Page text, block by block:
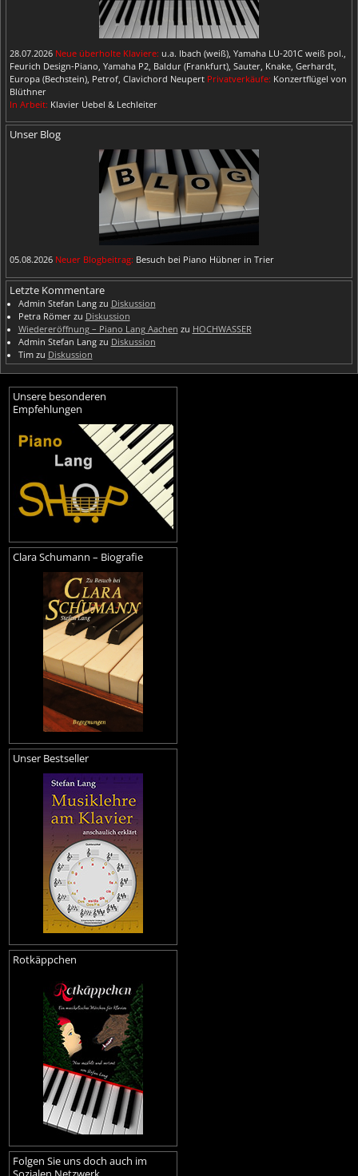
28.07.2026 Neue überholte Klaviere: u.a. Ibach (weiß), Yamaha LU-201C weiß pol.,
Feurich Design-Piano, Yamaha P2, Baldur (Frankfurt), Sauter, Knake, Gerhardt,
Europa (Bechstein), Petrof, Clavichord Neupert Privatverkäufe: Konzertflügel von
Blüthner
In Arbeit: Klavier Uebel & Lechleiter
Unser Blog
05.08.2026 Neuer Blogbeitrag: Besuch bei Piano Hübner in Trier
Letzte Kommentare
Admin Stefan Langzu Diskussion
Petra Römerzu Diskussion
Wiedereröffnung – Piano Lang Aachen zu HOCHWASSER
Admin Stefan Langzu Diskussion
Timzu Diskussion
Unsere besonderen
Empfehlungen
Clara Schumann – Biografie
Unser Bestseller
Rotkäppchen
Folgen Sie uns doch auch im